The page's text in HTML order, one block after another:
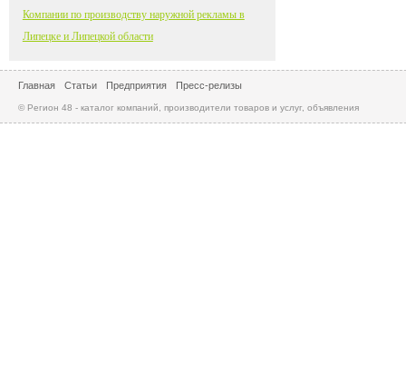
Компании по производству наружной рекламы в
Липецке и Липецкой области
Главная Статьи Предприятия Пресс-релизы
© Регион 48 - каталог компаний, производители товаров и услуг, объявления